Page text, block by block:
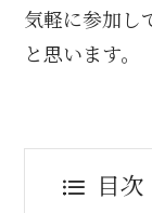
気軽に参加し
と思います。
目次